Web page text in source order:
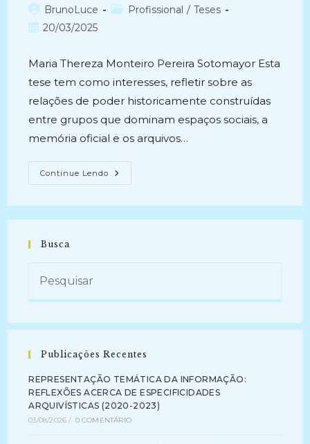
Autor
do
BrunoLuce
Categoria
Profissional / Teses
Post20/03/2025
Maria Thereza Monteiro Pereira Sotomayor Esta
tese tem como interesses, refletir sobre as
relações de poder historicamente construídas
entre grupos que dominam espaços sociais, a
memória oficial e os arquivos…
Continue Lendo PATRIMÔNIO
DIGITAL,
OS
Entre
(2023)
Busca
Publicações Recentes
REPRESENTAÇÃO TEMÁTICA DA INFORMAÇÃO:
REFLEXÕES ACERCA DE ESPECIFICIDADES
ARQUIVÍSTICAS (2020-2023)
03/08/2026 / 0 COMENTÁRIO